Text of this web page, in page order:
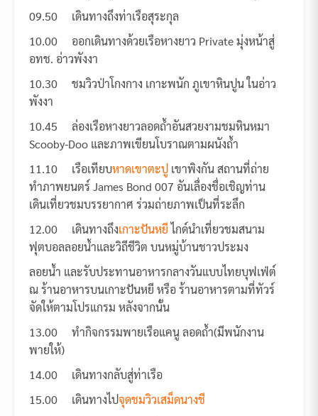
09.50 เดินทางถึงท่าเรือสุระกุล
10.00 ออกเดินทางด้วยเรือหางยาว Private มุ่งหน้าสู่
อทช. อ่าวพังงา
10.30 ชมวิวป่าโกงกาง เกาะพนัก ภูเขาหินปูน ในอ่าว
พังงา
10.45 ล่องเรือหางยาวลอดถ้ำอันสวยงามชมหินหมา
Scooby-Doo และภาพเขียนโบราณตามผนังถ้ำ
11.10 เรือเทียบหาดเขาตะปู เขาพิงกัน สถานที่ถ่าย
ทำภาพยนตร์ James Bond 007 อันเลื่องชื่อเชิญท่าน
เดินเที่ยวชมบรรยากาศ ร่วมถ่ายภาพเป็นที่ระลึก
12.00 เดินทางถึงเกาะปันหยีไกด์นำเที่ยวชมสนาม
ฟุตบอลลอยน้ำและวิถีชีวิต บนหมู่บ้านชาวประมง
ลอยน้ำ และรับประทานอาหารกลางวันแบบไทยบุฟเฟ่ต์
ณ ร้านอาหารบนเกาะปันหยี หรือ ร้านอาหารตามที่ทัวร์
จัดให้ตามโปรแกรม หลังจากนั้น
13.00 ทำกิจกรรมพายเรือแคนู ลอดถ้ำ(มีพนักงาน
พายให้)
14.00 เดินทางกลับสู่ท่าเรือ
15.00 เดินทางไปจุดชมวิวเสม็ดนางชี